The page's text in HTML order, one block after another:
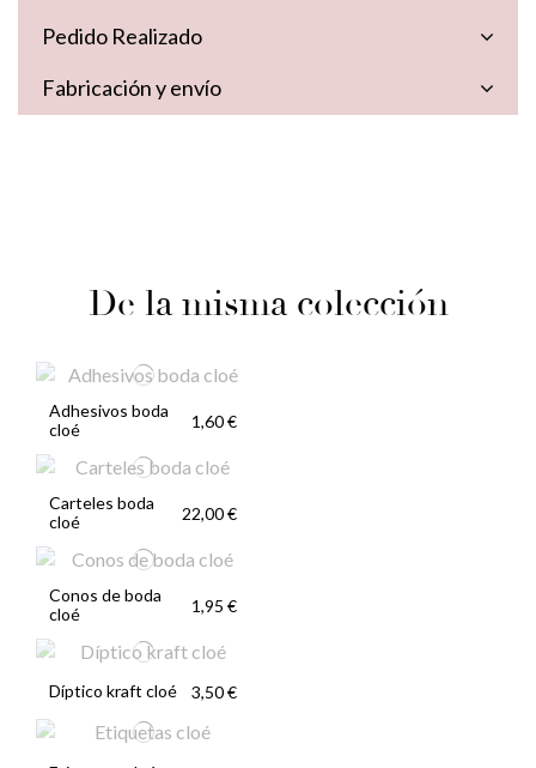
Pedido Realizado
Fabricación y envío
De la misma colección
Adhesivos boda
cloé
1,60 €
Carteles boda
cloé
22,00 €
Conos de boda
cloé
1,95 €
Díptico kraft cloé 3,50 €